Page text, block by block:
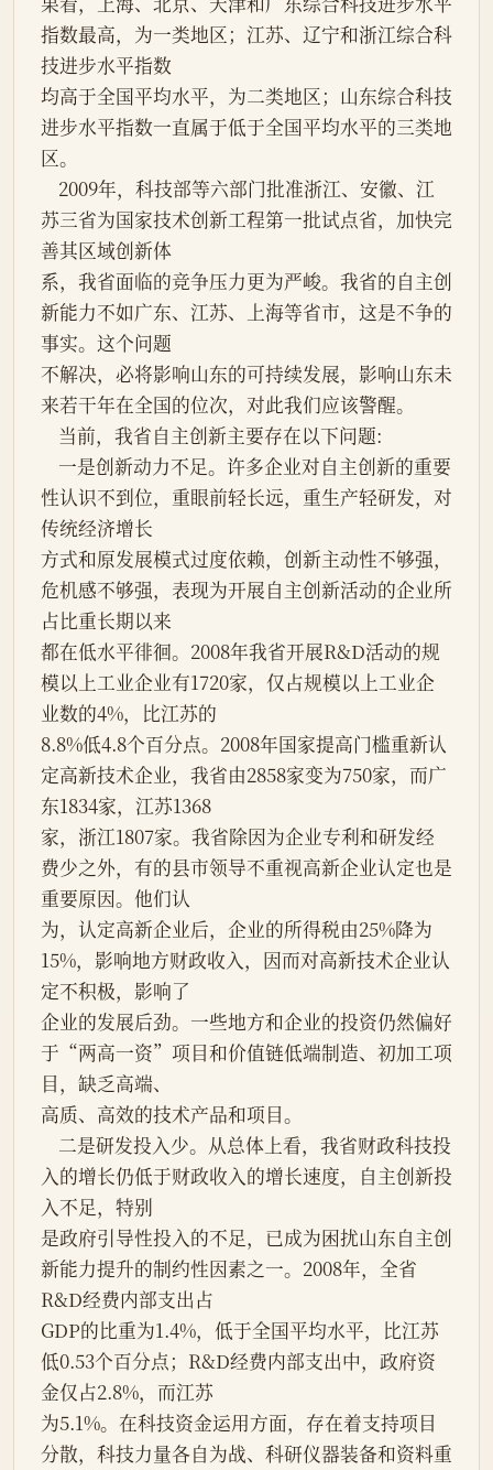
指数最高，为一类地区；江苏、辽宁和浙江综合科
技进步水平指数
均高于全国平均水平，为二类地区；山东综合科技
进步水平指数一直属于低于全国平均水平的三类地
区。
苏三省为国家技术创新工程第一批试点省，加快完
善其区域创新体
系，我省面临的竞争压力更为严峻。我省的自主创
新能力不如广东、江苏、上海等省市，这是不争的
事实。这个问题
不解决，必将影响山东的可持续发展，影响山东未
来若干年在全国的位次，对此我们应该警醒。
    当前，我省自主创新主要存在以下问题:
性认识不到位，重眼前轻长远，重生产轻研发，对
传统经济增长
方式和原发展模式过度依赖，创新主动性不够强，
危机感不够强，表现为开展自主创新活动的企业所
占比重长期以来
都在低水平徘徊。2008年我省开展R&D活动的规
模以上工业企业有1720家，仅占规模以上工业企
业数的4%，比江苏的
8.8%低4.8个百分点。2008年国家提高门槛重新认
定高新技术企业，我省由2858家变为750家，而广
东1834家，江苏1368
家，浙江1807家。我省除因为企业专利和研发经
费少之外，有的县市领导不重视高新企业认定也是
重要原因。他们认
为，认定高新企业后，企业的所得税由25%降为
15%，影响地方财政收入，因而对高新技术企业认
定不积极，影响了
企业的发展后劲。一些地方和企业的投资仍然偏好
于“两高一资”项目和价值链低端制造、初加工项
目，缺乏高端、
高质、高效的技术产品和项目。
入的增长仍低于财政收入的增长速度，自主创新投
入不足，特别
是政府引导性投入的不足，已成为困扰山东自主创
新能力提升的制约性因素之一。2008年，全省
R&D经费内部支出占
GDP的比重为1.4%，低于全国平均水平，比江苏
低0.53个百分点；R&D经费内部支出中，政府资
金仅占2.8%，而江苏
为5.1%。在科技资金运用方面，存在着支持项目
分散，科技力量各自为战、科研仪器装备和资料重